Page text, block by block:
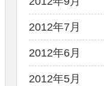
2012年7月
2012年6月
2012年5月